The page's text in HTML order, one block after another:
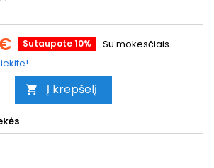
Sutaupote 10%
Su mokesčiais
 Į krepšelį